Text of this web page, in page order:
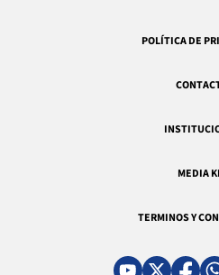
POLÍTICA DE
MEDIA
TERMINOS Y